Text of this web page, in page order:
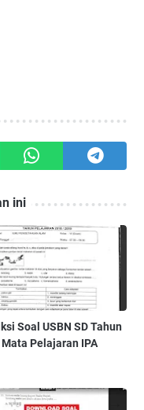
ini
Soal USBN SD Tahun
Pelajaran IPA